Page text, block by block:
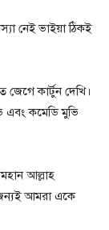
নেই ভাইয়া ঠিকই
কার্টুন দেখি।
এবং কমেডি মুভি
আল্লাহ
আমরা একে